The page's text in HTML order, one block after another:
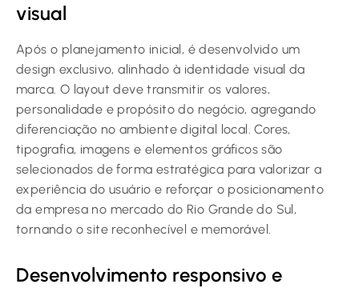
visual
Após o planejamento inicial, é desenvolvido um
design exclusivo, alinhado à identidade visual da
marca. O layout deve transmitir os valores,
personalidade e propósito do negócio, agregando
diferenciação no ambiente digital local. Cores,
tipografia, imagens e elementos gráficos são
selecionados de forma estratégica para valorizar a
experiência do usuário e reforçar o posicionamento
da empresa no mercado do Rio Grande do Sul,
tornando o site reconhecível e memorável.
Desenvolvimento responsivo e